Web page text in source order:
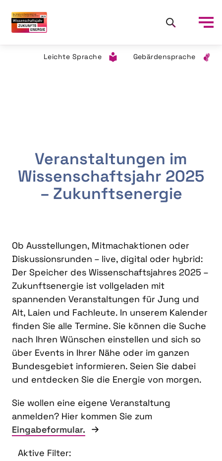
Leichte Sprache Gebärdensprache
Veranstaltungen im
Wissenschaftsjahr 2025
– Zukunftsenergie
Ob Ausstellungen, Mitmachaktionen oder
Diskussionsrunden – live, digital oder hybrid:
Der Speicher des Wissenschaftsjahres 2025 –
Zukunftsenergie ist vollgeladen mit
spannenden Veranstaltungen für Jung und
Alt, Laien und Fachleute. In unserem Kalender
finden Sie alle Termine. Sie können die Suche
nach Ihren Wünschen einstellen und sich so
über Events in Ihrer Nähe oder im ganzen
Bundesgebiet informieren. Seien Sie dabei
und entdecken Sie die Energie von morgen.
Sie wollen eine eigene Veranstaltung
anmelden? Hier kommen Sie zum
Eingabeformular.
Aktive Filter: